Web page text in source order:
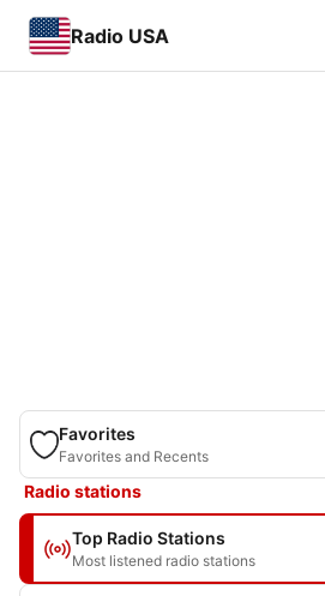
Radio USA
Favorites
Favorites and Recents
Radio stations
Top Radio Stations
Most listened radio stations